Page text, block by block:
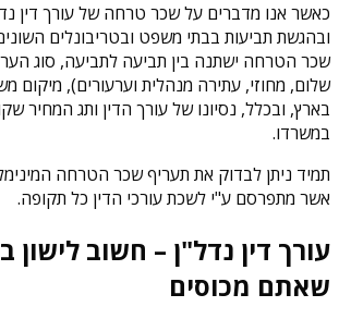
כאשר אנו מדברים על שכר טרחה של עורך דין
ובהגשת תביעות בבתי משפט ובטריבונלים
שכר הטרחה ישתנה בין תביעה לתביעה, סוג
שלום, מחוזי, עתירה מנהלית וערעורים), מיקום
בארץ, ובכלל, נסיונו של עורך הדין ותג המחיר
במשרדו.
תמיד ניתן לבדוק את תעריף שכר הטרחה
אשר מתפרסם ע"י לשכת עורכי הדין כל תקופה.
עורך דין נדל"ן – חשוב
שאתם מכוסים